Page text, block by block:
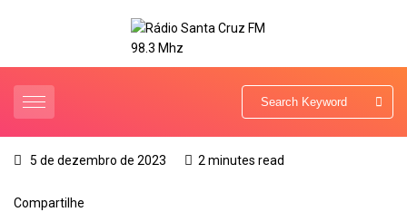
5 de dezembro de 2023 2 minutes read
Compartilhe